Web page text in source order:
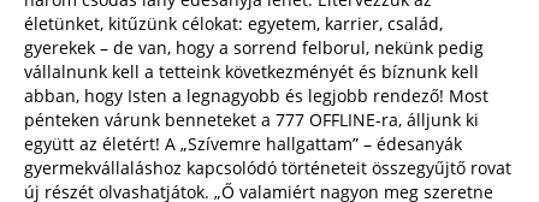
életünket, kitűzünk célokat: egyetem, karrier, család,
gyerekek – de van, hogy a sorrend felborul, nekünk pedig
vállalnunk kell a tetteink következményét és bíznunk kell
abban, hogy Isten a legnagyobb és legjobb rendező! Most
pénteken várunk benneteket a 777 OFFLINE-ra, álljunk ki
együtt az életért! A „Szívemre hallgattam” – édesanyák
gyermekvállaláshoz kapcsolódó történeteit összegyűjtő rovat
új részét olvashatjátok. „Ő valamiért nagyon meg szeretne